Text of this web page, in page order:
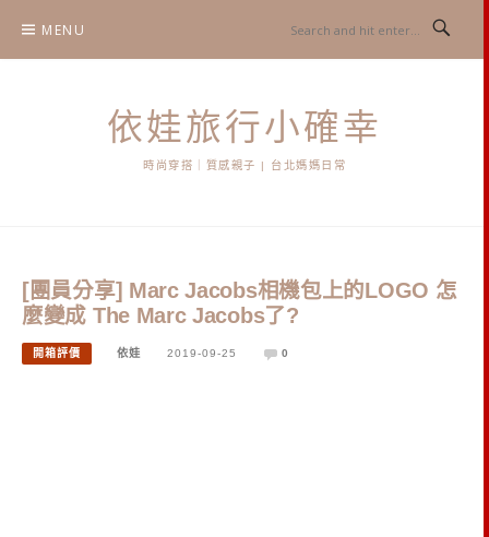
content
MENU
依娃旅行小確幸
時尚穿搭｜質感親子 | 台北媽媽日常
[團員分享] Marc Jacobs相機包上的LOGO 怎
麼變成 The Marc Jacobs了?
開箱評價 依娃 2019-09-25 0